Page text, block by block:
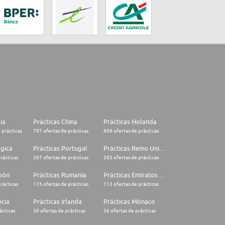
prácticas
Prácticas China
707 ofertas de prácticas
Prácticas Holanda
606 ofertas de prácticas
Prácticas Portugal
297 ofertas de prácticas 263 ofertas de prácticas
Prácticas Rumania
115 ofertas de prácticas 113 ofertas de prácticas
Prácticas Irlanda
39 ofertas de prácticas
Prácticas Mónaco
36 ofertas de prácticas